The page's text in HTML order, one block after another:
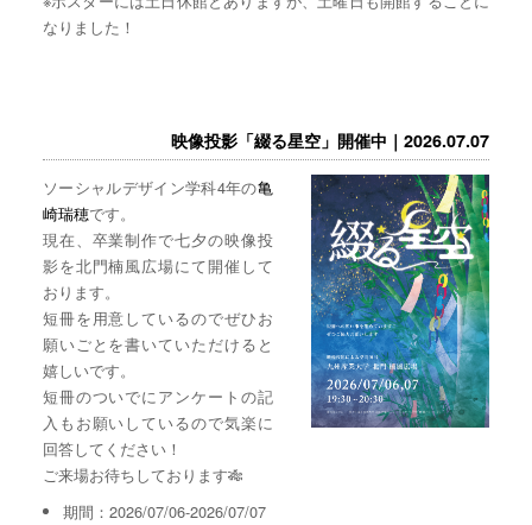
なりました！
映像投影「綴る星空」開催中｜2026.07.07
ソーシャルデザイン学科4年の亀
崎瑞穂です。
現在、卒業制作で七夕の映像投
影を北門楠風広場にて開催して
おります。
短冊を用意しているのでぜひお
願いごとを書いていただけると
嬉しいです。
短冊のついでにアンケートの記
入もお願いしているので気楽に
回答してください！
ご来場お待ちしております🎋
期間：2026/07/06-2026/07/07